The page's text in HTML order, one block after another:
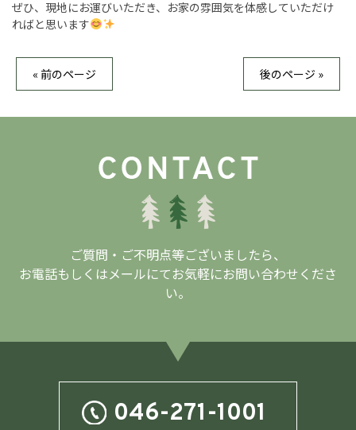
ぜひ、現地にお運びいただき、お家の雰囲気を体感していただけ
ればと思います
« 前のページ 後のページ »
ご質問・ご不明点等ございましたら、
お電話もしくはメールにてお気軽にお問い合わせくださ
い。
046-271-1001